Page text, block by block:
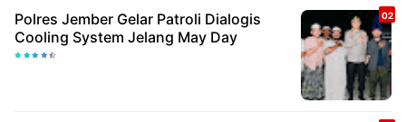
Polres Jember Gelar Patroli Dialogis
Cooling System Jelang May Day